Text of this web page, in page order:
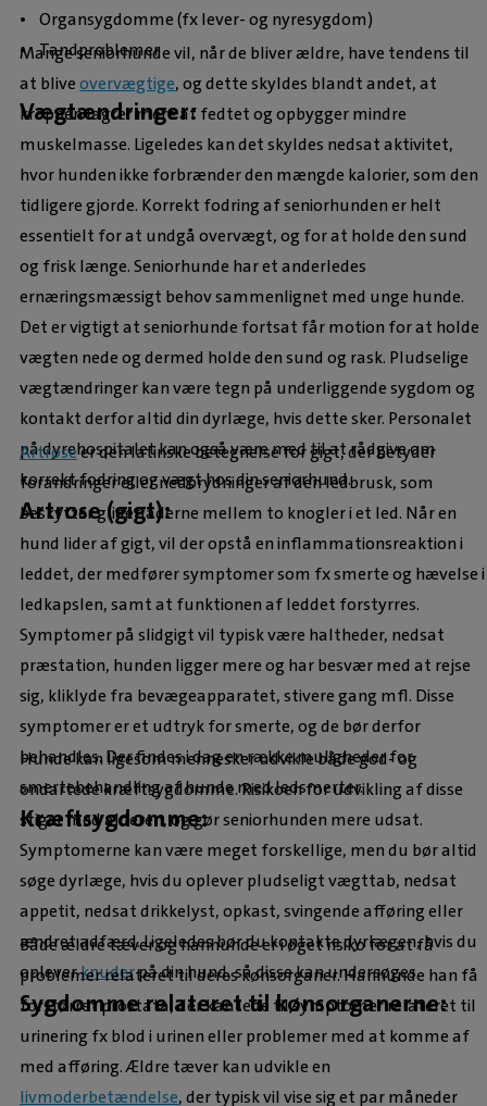
• Organsygdomme (fx lever- og nyresygdom)
• Tandproblemer
Vægtændringer:
Mange seniorhunde vil, når de bliver ældre, have tendens til
at bliveovervægtige, og dette skyldes blandt andet, at
kroppen lagrer mere af fedtet og opbygger mindre
muskelmasse. Ligeledes kan det skyldes nedsat aktivitet,
hvor hunden ikke forbrænder den mængde kalorier, som den
tidligere gjorde. Korrekt fodring af seniorhunden er helt
essentielt for at undgå overvægt, og for at holde den sund
og frisk længe. Seniorhunde har et anderledes
ernæringsmæssigt behov sammenlignet med unge hunde.
Det er vigtigt at seniorhunde fortsat får motion for at holde
vægten nede og dermed holde den sund og rask. Pludselige
vægtændringer kan være tegn på underliggende sygdom og
kontakt derfor altid din dyrlæge, hvis dette sker. Personalet
på dyrehospitalet kan også være med til at rådgive om
korrekt fodring og vægt hos din seniorhund.
Artrose (gigt):
Artroseer den latinske betegnelse for gigt, der betyder
forandringer eller nedbrydninger af den ledbrusk, som
beskytter glidefladerne mellem to knogler i et led. Når en
hund lider af gigt, vil der opstå en inflammationsreaktion i
leddet, der medfører symptomer som fx smerte og hævelse i
ledkapslen, samt at funktionen af leddet forstyrres.
Symptomer på slidgigt vil typisk være haltheder, nedsat
præstation, hunden ligger mere og har besvær med at rejse
sig, kliklyde fra bevægeapparatet, stivere gang mfl. Disse
symptomer er et udtryk for smerte, og de bør derfor
behandles. Der findes i dag en række muligheder for
smertebehandling af hunde med ledsmerter.
Kræftsygdomme:
Hunde kan ligesom mennesker udvikle både god- og
ondartede kræftsygdomme. Risikoen for udvikling af disse
stiger med alderen, og gør seniorhunden mere udsat.
Symptomerne kan være meget forskellige, men du bør altid
søge dyrlæge, hvis du oplever pludseligt vægttab, nedsat
appetit, nedsat drikkelyst, opkast, svingende afføring eller
ændret adfærd. Ligeledes bør du kontakte dyrlægen, hvis du
opleverknuderpå din hund, så disse kan undersøges.
Sygdomme relateret til kønsorganerne:
Både ældre tæver og hanhunde er i øget risiko for at få
problemer relateret til deres kønsorganer. Hanhunde han få
forstørret prostata, der kan lede til symptomer relateret til
urinering fx blod i urinen eller problemer med at komme af
med afføring. Ældre tæver kan udvikle en
livmoderbetændelse, der typisk vil vise sig et par måneder